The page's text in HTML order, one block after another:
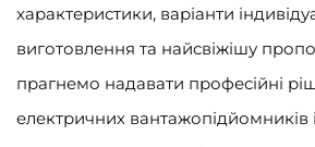
характеристики, варіанти
виготовлення та найсвіжішу
прагнемо надавати професійні
електричних вантажопідйомників